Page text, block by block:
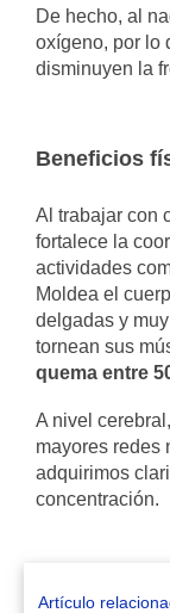
De hecho, al
oxígeno, por lo
disminuyen la
Beneficios
Al trabajar con
fortalece la
actividades
Moldea el
delgadas y
tornean sus
quema entre
A nivel
mayores redes
adquirimos
concentración.
Artículo